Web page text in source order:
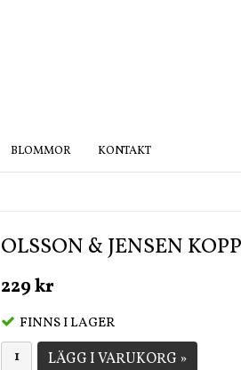
BLOMMOR KONTAKT
OLSSON & JENSEN
229 kr
FINNS I LAGER
LÄGG I VARUKORG »